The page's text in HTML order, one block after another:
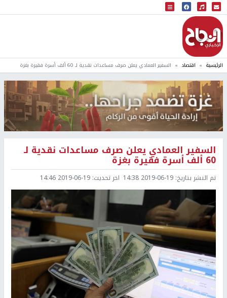
البث المباشر
إذاعة النجاح
الرئيسية اقتصاد السفير العمادي يعلن صرف مساعدات نقدية لـ 60 ألف أسرة فقيرة بغزة
السفير العمادي يعلن صرف مساعدات نقدية لـ
60 ألف أسرة فقيرة بغزة
تم النشر بتاريخ: 2019-06-19 14:38 اخر تحديث: 2019-06-19 14:46